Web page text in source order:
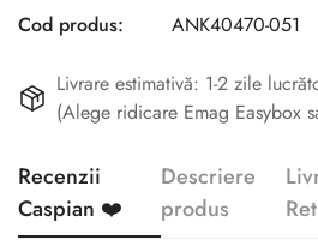
Cod produs:
ANK40470-051
Livrare estimativă: 1-2 zile
(Alege ridicare Emag Easybox
Recenzii
Caspian ❤️
Descriere
produs